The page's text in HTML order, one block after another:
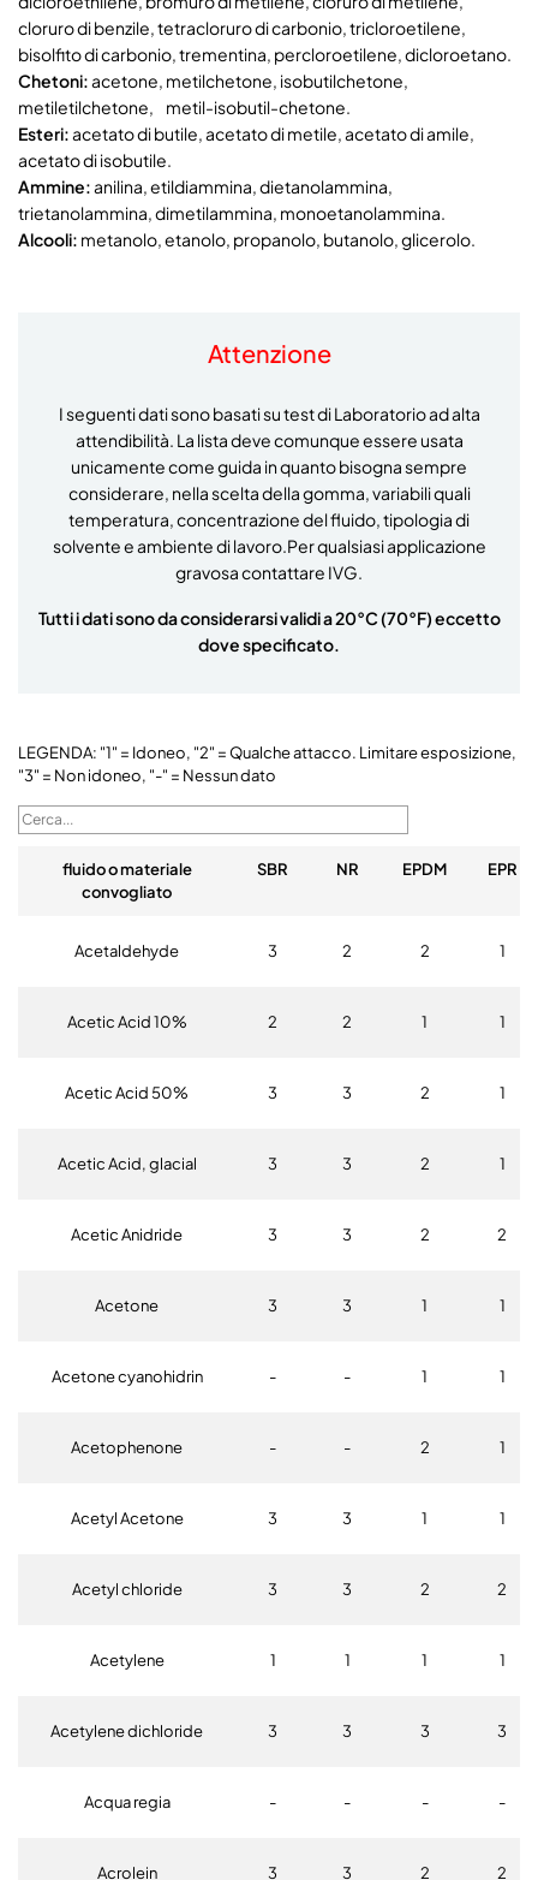
cloruro di benzile, tetracloruro di carbonio, tricloroetilene,
bisolfito di carbonio, trementina, percloroetilene, dicloroetano.
Chetoni:acetone, metilchetone, isobutilchetone,
metiletilchetone, metil-isobutil-chetone.
Esteri:acetato di butile, acetato di metile, acetato di amile,
acetato di isobutile.
Ammine:anilina, etildiammina, dietanolammina,
trietanolammina, dimetilammina, monoetanolammina.
Alcooli: metanolo, etanolo, propanolo, butanolo, glicerolo.
Attenzione
I seguenti dati sono basati su test di Laboratorio ad alta
attendibilità. La lista deve comunque essere usata
unicamente come guida in quanto bisogna sempre
considerare, nella scelta della gomma, variabili quali
temperatura, concentrazione del fluido, tipologia di
solvente e ambiente di lavoro.Per qualsiasi applicazione
gravosa contattare IVG.
Tutti i dati sono da considerarsi validi a 20°C (70°F) eccetto
dove specificato.
LEGENDA: "1" = Idoneo, "2" = Qualche attacco. Limitare esposizione,
"3" = Non idoneo, "-" = Nessun dato
fluido o materiale
convogliato
SBR NR EPDM EPR
Acetaldehyde 3 2 2 1
Acetic Acid 10% 2 2 1 1
Acetic Acid 50% 3 3 2 1
Acetic Acid, glacial 3 3 2 1
Acetic Anidride 3 3 2 2
Acetone 3 3 1 1
Acetone cyanohidrin - - 1 1
Acetophenone - - 2 1
Acetyl Acetone 3 3 1 1
Acetyl chloride 3 3 2 2
Acetylene 1 1 1 1
Acetylene dichloride 3 3 3 3
Acqua regia - - - -
Acrolein 3 3 2 2